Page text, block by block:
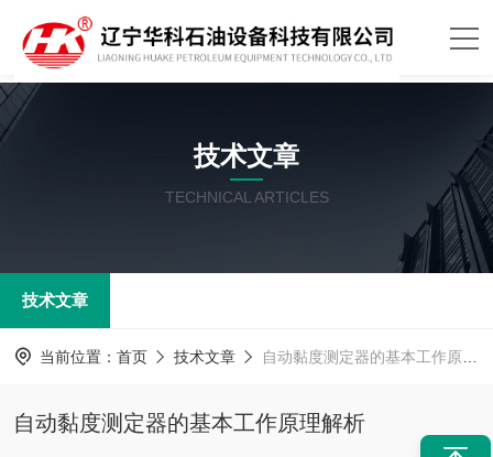
技术文章
TECHNICAL ARTICLES
技术文章
当前位置： 首页 技术文章 自动黏度测定器的基本工作原理解析
自动黏度测定器的基本工作原理解析